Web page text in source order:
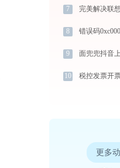
7
8 错误码
9
10
更多